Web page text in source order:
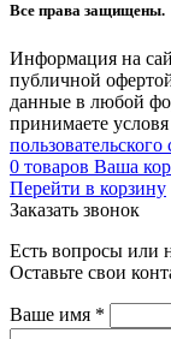
Все права защищены.
Информация на
публичной
данные в любой
принимаете условя
0 товаров Ваша
Перейти в корзину
Заказать звонок
Есть вопросы или
Оставьте свои
Ваше имя *